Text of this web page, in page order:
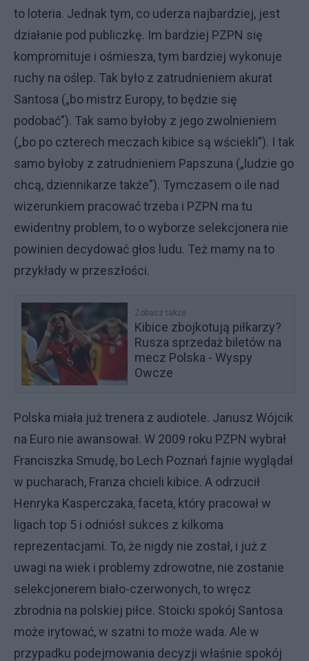
to loteria. Jednak tym, co uderza najbardziej, jest
działanie pod publiczkę. Im bardziej PZPN się
kompromituje i ośmiesza, tym bardziej wykonuje
ruchy na oślep. Tak było z zatrudnieniem akurat
Santosa („bo mistrz Europy, to będzie się
podobać”). Tak samo byłoby z jego zwolnieniem
(„bo po czterech meczach kibice są wściekli”). I tak
samo byłoby z zatrudnieniem Papszuna („ludzie go
chcą, dziennikarze także”). Tymczasem o ile nad
wizerunkiem pracować trzeba i PZPN ma tu
ewidentny problem, to o wyborze selekcjonera nie
powinien decydować głos ludu. Też mamy na to
przykłady w przeszłości.
Zobacz także
Kibice zbojkotują piłkarzy?
Rusza sprzedaż biletów na
mecz Polska - Wyspy
Owcze
Polska miała już trenera z audiotele. Janusz Wójcik
na Euro nie awansował. W 2009 roku PZPN wybrał
Franciszka Smudę, bo Lech Poznań fajnie wyglądał
w pucharach, Franza chcieli kibice. A odrzucił
Henryka Kasperczaka, faceta, który pracował w
ligach top 5 i odniósł sukces z kilkoma
reprezentacjami. To, że nigdy nie został, i już z
uwagi na wiek i problemy zdrowotne, nie zostanie
selekcjonerem biało-czerwonych, to wręcz
zbrodnia na polskiej piłce. Stoicki spokój Santosa
może irytować, w szatni to może wada. Ale w
przypadku podejmowania decyzji właśnie spokój